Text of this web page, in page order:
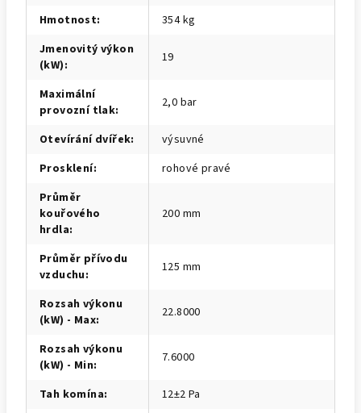
Hmotnost:
354 kg
Jmenovitý výkon
(kW): 19
Maximální
provozní tlak: 2,0 bar
Otevírání dvířek:
výsuvné
Prosklení:
rohové pravé
Průměr
kouřového
hrdla:
200 mm
Průměr přívodu
vzduchu: 125 mm
Rozsah výkonu
(kW) - Max: 22.8000
Rozsah výkonu
(kW) - Min: 7.6000
Tah komína:
12±2 Pa